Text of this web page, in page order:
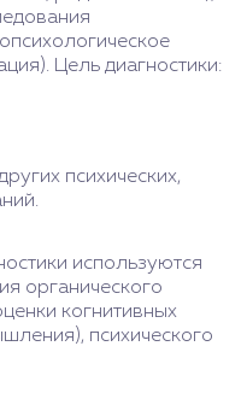
Цель диагностики:
психических,
используются
органического
когнитивных
психического